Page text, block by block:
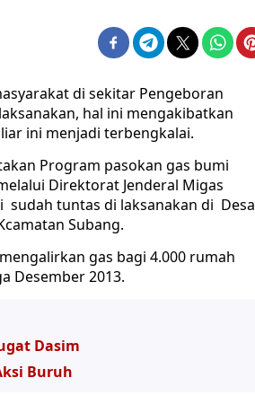
di sekitar Pengeboran
hal ini mengakibatkan
ini menjadi terbengkalai.
Program pasokan gas bumi
Direktorat Jenderal Migas
sudah tuntas di laksanakan di Desa
Subang.
gas bagi 4.000 rumah
Desember 2013.
Dasim
Buruh